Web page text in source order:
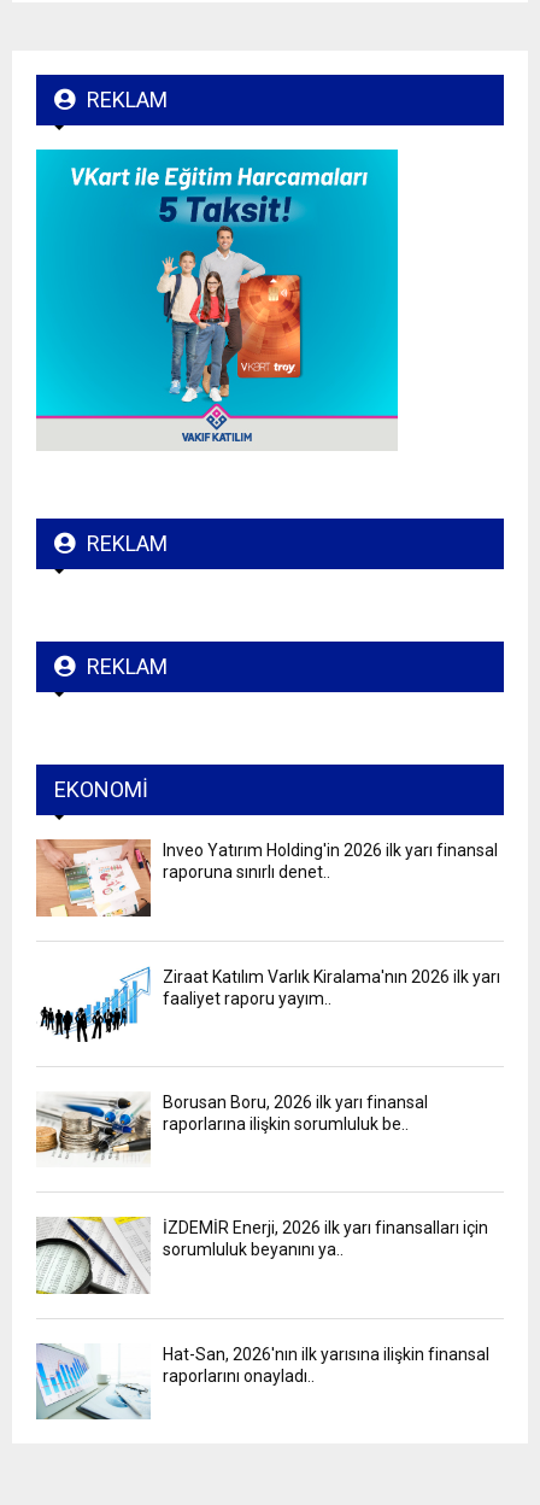
REKLAM
REKLAM
REKLAM
EKONOMI
Inveo Yatırım Holding'in 2026 ilk yarı finansal
raporuna sınırlı denet..
Ziraat Katılım Varlık Kiralama'nın 2026 ilk yarı
faaliyet raporu yayım..
Borusan Boru, 2026 ilk yarı finansal
raporlarına ilişkin sorumluluk be..
İZDEMİR Enerji, 2026 ilk yarı finansalları için
sorumluluk beyanını ya..
Hat-San, 2026'nın ilk yarısına ilişkin finansal
raporlarını onayladı..